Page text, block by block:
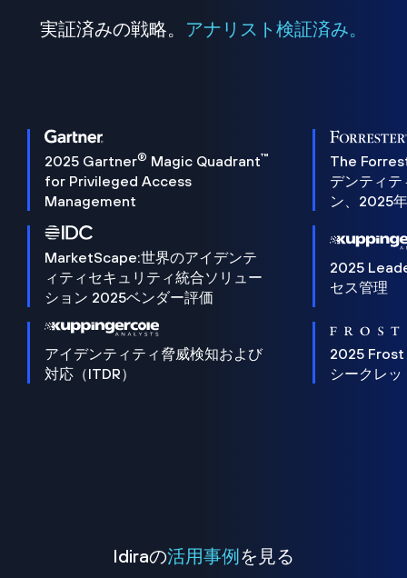
実証済みの戦略。 アナリスト検証済み。
2025 Gartner® Magic Quadrant™
for Privileged Access
Management
The
デンティ
ン、2025
MarketScape:世界のアイデンテ
ィティセキュリティ統合ソリュー
ション 2025ベンダー評価
2025
セス管理
アイデンティティ脅威検知および
対応（ITDR）
2025 Frost
シークレッ
Idiraの活用事例を見る